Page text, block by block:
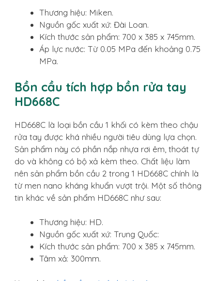
Thương hiệu: Miken.
Nguồn gốc xuất xứ: Đài Loan.
Kích thước sản phẩm: 700 x 385 x 745mm.
Áp lực nước: Từ 0.05 MPa đến khoảng 0.75
MPa.
Bồn cầu tích hợp bồn rửa tay
HD668C
HD668C là loại bồn cầu 1 khối có kèm theo chậu
rửa tay được khá nhiều người tiêu dùng lựa chọn.
Sản phẩm này có phần nắp nhựa rơi êm, thoát tự
do và không có bộ xả kèm theo. Chất liệu làm
nên sản phẩm bồn cầu 2 trong 1 HD668C chính là
từ men nano kháng khuẩn vượt trội. Một số thông
tin khác về sản phẩm HD668C như sau:
Thương hiệu: HD.
Nguồn gốc xuất xứ: Trung Quốc:
Kích thước sản phẩm: 700 x 385 x 745mm.
Tâm xả: 300mm.